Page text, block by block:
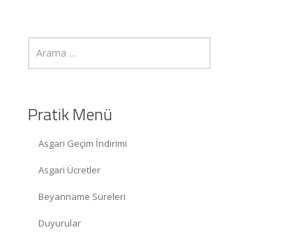
Pratik Menü
Asgari Geçim İndirimi
Asgari Ücretler
Beyanname Süreleri
Duyurular